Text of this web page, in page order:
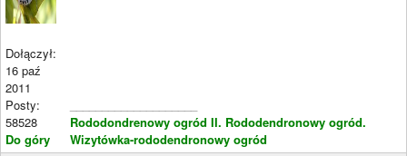
Dołączył:
16 paź
2011
Posty:
58528
Do góry
Rododondrenowy ogród II. Rododendronowy ogród.
Wizytówka-rododendronowy ogród